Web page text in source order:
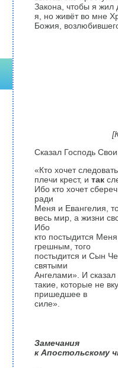
Закона, чтобы я жил
я, но живёт во мне
Божия,
Сказал Господь
«Кто хочет
плечи крест, и так
Ибо кто хочет
ради
Меня и Евангелия,
весь мир, а жизни
Ибо
кто постыдится
грешным, того
постыдится и Сын
святыми
Ангелами». И
такие, которые не
пришедшее в
силе».
Замечания
к Апостольскому